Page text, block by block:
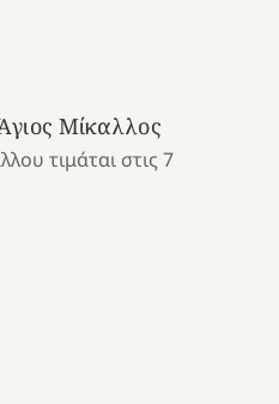
Μίκαλλος
τιμάται στις 7